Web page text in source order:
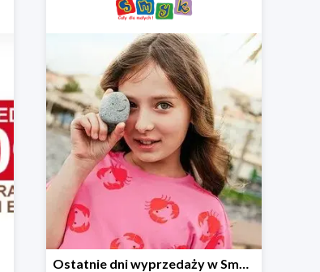
Ostatnie dni wyprzedaży w Smyku - ubrania i buty do -70%